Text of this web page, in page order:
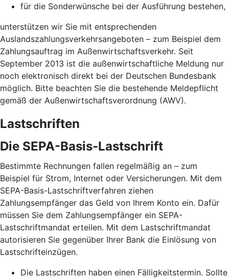
für die Sonderwünsche bei der Ausführung bestehen,
unterstützen wir Sie mit entsprechenden
Auslandszahlungsverkehrsangeboten – zum Beispiel dem
Zahlungsauftrag im Außenwirtschaftsverkehr. Seit
September 2013 ist die außenwirtschaftliche Meldung nur
noch elektronisch direkt bei der Deutschen Bundesbank
möglich. Bitte beachten Sie die bestehende Meldepflicht
gemäß der Außenwirtschaftsverordnung (AWV).
Lastschriften
Die SEPA-Basis-Lastschrift
Bestimmte Rechnungen fallen regelmäßig an – zum
Beispiel für Strom, Internet oder Versicherungen. Mit dem
SEPA-Basis-Lastschriftverfahren ziehen
Zahlungsempfänger das Geld von Ihrem Konto ein. Dafür
müssen Sie dem Zahlungsempfänger ein SEPA-
Lastschriftmandat erteilen. Mit dem Lastschriftmandat
autorisieren Sie gegenüber Ihrer Bank die Einlösung von
Lastschrifteinzügen.
Die Lastschriften haben einen Fälligkeitstermin. Sollte